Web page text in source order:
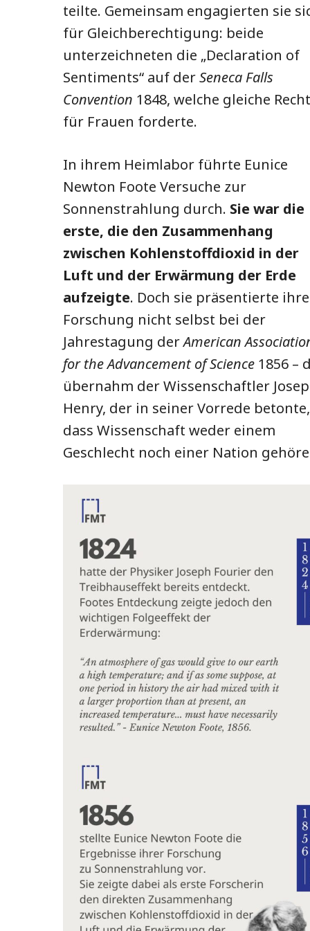
teilte. Gemeinsam engagierten sie
für Gleichberechtigung: beide
unterzeichneten die „Declaration of
Sentiments“ auf derSeneca Falls
Convention 1848, welche gleiche
für Frauen forderte.
In ihrem Heimlabor führte Eunice
Newton Foote Versuche zur
Sonnenstrahlung durch. Sie war die
erste, die den Zusammenhang
zwischen Kohlenstoffdioxid in der
Luft und der Erwärmung der Erde
aufzeigte. Doch sie präsentierte ihre
Forschung nicht selbst bei der
Jahrestagung derAmerican
for the Advancement of Science 1856 –
übernahm der Wissenschaftler
Henry, der in seiner Vorrede betonte,
dass Wissenschaft weder einem
Geschlecht noch einer Nation